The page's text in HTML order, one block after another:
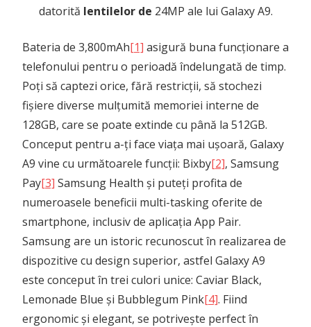
datorită lentilelor de 24MP ale lui Galaxy A9.
Bateria de 3,800mAh[1] asigură buna funcționare a
telefonului pentru o perioadă îndelungată de timp.
Poți să captezi orice, fără restricții, să stochezi
fișiere diverse mulțumită memoriei interne de
128GB, care se poate extinde cu până la 512GB.
Conceput pentru a-ți face viața mai ușoară, Galaxy
A9 vine cu următoarele funcții: Bixby[2], Samsung
Pay[3] Samsung Health și puteți profita de
numeroasele beneficii multi-tasking oferite de
smartphone, inclusiv de aplicația App Pair.
Samsung are un istoric recunoscut în realizarea de
dispozitive cu design superior, astfel Galaxy A9
este conceput în trei culori unice: Caviar Black,
Lemonade Blue și Bubblegum Pink[4]. Fiind
ergonomic și elegant, se potrivește perfect în